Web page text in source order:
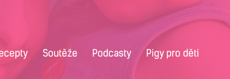
Soutěže Podcasty Pigy pro děti